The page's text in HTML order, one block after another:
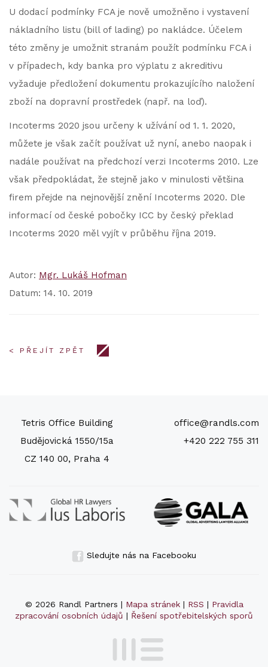
U dodací podmínky FCA je nově umožněno i vystavení
nákladního listu (bill of lading) po nakládce. Účelem
této změny je umožnit stranám použít podmínku FCA i
v případech, kdy banka pro výplatu z akreditivu
vyžaduje předložení dokumentu prokazujícího naložení
zboží na dopravní prostředek (např. na loď).
Incoterms 2020 jsou určeny k užívání od 1. 1. 2020,
můžete je však začít používat už nyní, anebo naopak i
nadále používat na předchozí verzi Incoterms 2010. Lze
však předpokládat, že stejně jako v minulosti většina
firem přejde na nejnovější znění Incoterms 2020. Dle
informací od české pobočky ICC by český překlad
Incoterms 2020 měl vyjít v průběhu října 2019.
Autor: Mgr. Lukáš Hofman
Datum: 14. 10. 2019
< PŘEJÍT ZPĚT
Tetris Office Building
Budějovická 1550/15a
CZ 140 00, Praha 4
office@randls.com
+420 222 755 311
Sledujte nás na Facebooku
© 2026 Randl Partners | Mapa stránek| RSS | Pravidla
zpracování osobních údajů | Řešení spotřebitelských sporů